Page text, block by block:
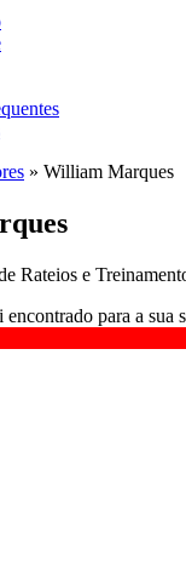
» William Marques
Rateios e
para a sua